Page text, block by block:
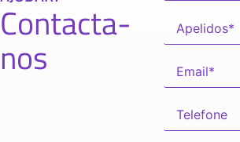
Contacta-
nos